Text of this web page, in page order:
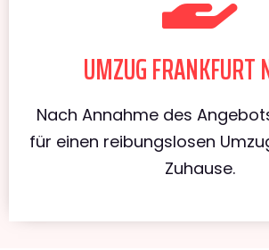
UMZUG FRANKFURT
Nach Annahme des
für einen reibungslosen
Zuhause.